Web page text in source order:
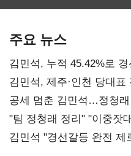
주요 뉴스
김민석, 누적 45.42%로
0.86%p(2보)
김민석, 제주·인천 당대표
공세 멈춘 김민석…정청
"팀 정청래 정리" "이중잣
다툼 격화
김민석 "경선갈등 완전